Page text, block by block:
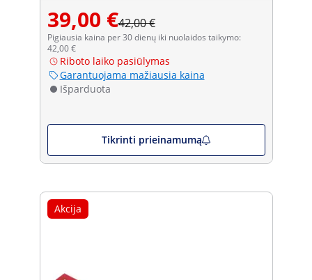
39,00 €42,00 €
Pigiausia kaina per 30 dienų iki nuolaidos taikymo:
42,00 €
Riboto laiko pasiūlymas
Garantuojama mažiausia kaina
Išparduota
Tikrinti prieinamumą
Akcija